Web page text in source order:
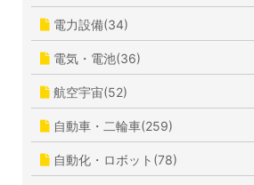
電力設備(34)
電気・電池(36)
航空宇宙(52)
自動車・二輪車(259)
自動化・ロボット(78)